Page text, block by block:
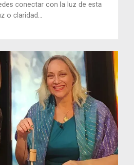
conectar con la luz de esta
o claridad...